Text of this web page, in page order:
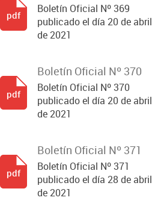
Boletín Oficial Nº 369
publicado el día 20 de abril
de 2021
pdf
Boletín Oficial Nº 370
Boletín Oficial Nº 370
publicado el día 20 de abril
de 2021
pdf
Boletín Oficial Nº 371
Boletín Oficial Nº 371
publicado el día 28 de abril
de 2021
pdf